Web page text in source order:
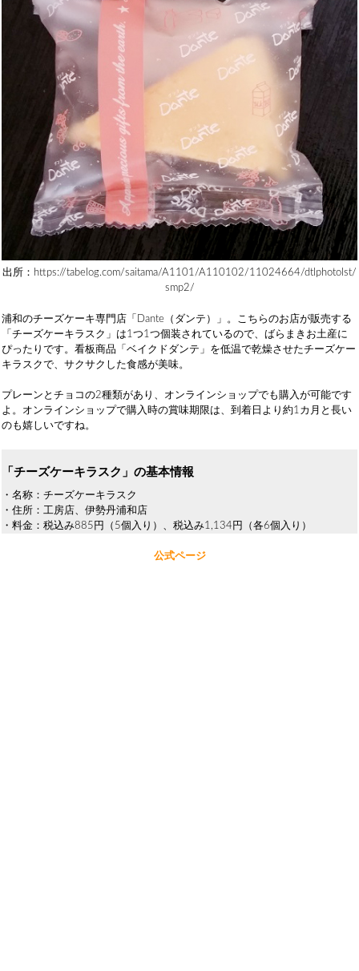
出所：https://tabelog.com/saitama/A1101/A110102/11024664/dtlphotolst/
smp2/
浦和のチーズケーキ専門店「Dante（ダンテ）」。こちらのお店が販売する
「チーズケーキラスク」は1つ1つ個装されているので、ばらまきお土産に
ぴったりです。看板商品「ベイクドダンテ」を低温で乾燥させたチーズケー
キラスクで、サクサクした食感が美味。
プレーンとチョコの2種類があり、オンラインショップでも購入が可能です
よ。オンラインショップで購入時の賞味期限は、到着日より約1カ月と長い
のも嬉しいですね。
「チーズケーキラスク」の基本情報
・名称：チーズケーキラスク
・住所：工房店、伊勢丹浦和店
・料金：税込み885円（5個入り）、税込み1,134円（各6個入り）
公式ページ